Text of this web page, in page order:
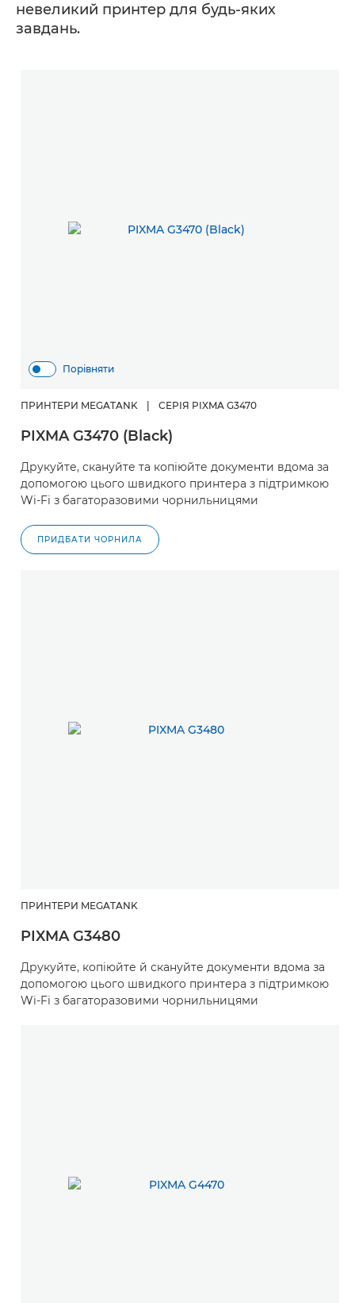
невеликий принтер для будь-яких
завдань.
Порівняти
ПРИНТЕРИ MEGATANK СЕРІЯ PIXMA G3470
PIXMA G3470 (Black)
Друкуйте, скануйте та копіюйте документи вдома за
допомогою цього швидкого принтера з підтримкою
Wi-Fi з багаторазовими чорнильницями
ПРИДБАТИ ЧОРНИЛА
ПРИНТЕРИ MEGATANK
PIXMA G3480
Друкуйте, копіюйте й скануйте документи вдома за
допомогою цього швидкого принтера з підтримкою
Wi-Fi з багаторазовими чорнильницями